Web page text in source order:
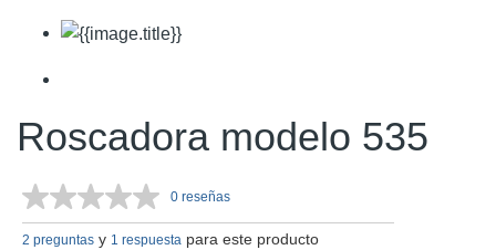
Roscadora modelo 535
Sin
puntuación.
Enlace
0 reseñas
2 preguntas y 1 respuesta para este producto